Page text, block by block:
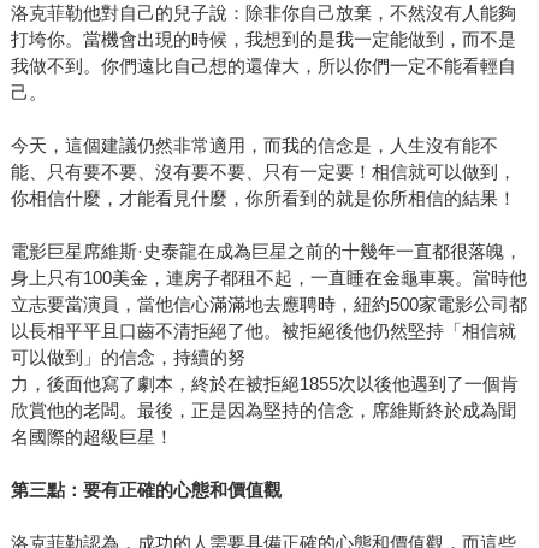
洛克菲勒他對自己的兒子說：除非你自己放棄，不然沒有人能夠
打垮你。當機會出現的時候，我想到的是我一定能做到，而不是
我做不到。你們遠比自己想的還偉大，所以你們一定不能看輕自
己。
今天，這個建議仍然非常適用，而我的信念是，人生沒有能不
能、只有要不要、沒有要不要、只有一定要！相信就可以做到，
你相信什麼，才能看見什麼，你所看到的就是你所相信的結果！
電影巨星席維斯·史泰龍在成為巨星之前的十幾年一直都很落魄，
身上只有100美金，連房子都租不起，一直睡在金龜車裏。當時他
立志要當演員，當他信心滿滿地去應聘時，紐約500家電影公司都
以長相平平且口齒不清拒絕了他。被拒絕後他仍然堅持「相信就
可以做到」的信念，持續的努
力，後面他寫了劇本，終於在被拒絕1855次以後他遇到了一個肯
欣賞他的老闆。最後，正是因為堅持的信念，席維斯終於成為聞
名國際的超級巨星！
第三點：要有正確的心態和價值觀
洛克菲勒認為，成功的人需要具備正確的心態和價值觀，而這些